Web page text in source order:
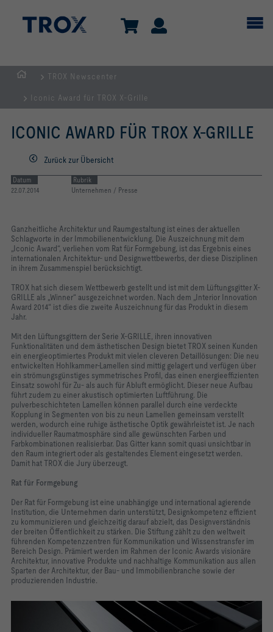
AUSTRIA
CEE
Geräte
+
Systeme
Belüftung
und
Klimatisierung
von
Räumen
TROX Newscenter
Iconic Award für TROX X-Grille
ICONIC AWARD FÜR TROX X-GRILLE
Zurück zur Übersicht
Datum
22.07.2014
Rubrik
Unternehmen / Presse
Ganzheitliche Architektur und Raumgestaltung ist eines der aktuellen
Schlagworte in der Immobilienentwicklung. Die Auszeichnung mit dem
„Iconic Award“, verliehen vom Rat für Formgebung, ist das Ergebnis eines
internationalen Architektur- und Designwettbewerbs, der diese Disziplinen
in ihrem Zusammenspiel berücksichtigt.
TROX hat sich diesem Wettbewerb gestellt und ist mit dem Lüftungsgitter X-
GRILLE als „Winner“ ausgezeichnet worden. Nach dem „Interior Innovation
Award 2014“ ist dies die zweite Auszeichnung für das Produkt in diesem
Jahr.
Mit den Lüftungsgittern der Serie X-GRILLE, ihren innovativen
Funktionalitäten und dem ästhetischen Design bietet TROX seinen Kunden
ein energieoptimiertes Produkt mit vielen cleveren Detaillösungen: Die neu
entwickelten Hohlkammer-Lamellen sind mittig gelagert und verfügen über
ein strömungsgünstiges symmetrisches Profil, das einen energieeffizienten
Einsatz sowohl für Zu- als auch für Abluft ermöglicht. Dieser neue Aufbau
führt zudem zu einer akustisch optimierten Luftführung. Die
pulverbeschichteten Lamellen können parallel durch eine verdeckte
Kopplung in Segmenten von bis zu neun Lamellen gemeinsam verstellt
werden, wodurch eine ruhige ästhetische Optik gewährleistet ist. Je nach
individueller Raumatmosphäre sind alle gewünschten Farben und
Farbkombinationen realisierbar. Das Gitter kann somit quasi unsichtbar in
den Raum integriert oder als gestaltendes Element eingesetzt werden.
Damit hat TROX die Jury überzeugt.
Rat für Formgebung
Der Rat für Formgebung ist eine unabhängige und international agierende
Institution, die Unternehmen darin unterstützt, Designkompetenz effizient
zu kommunizieren und gleichzeitig darauf abzielt, das Designverständnis
der breiten Öffentlichkeit zu stärken. Die Stiftung zählt zu den weltweit
führenden Kompetenzzentren für Kommunikation und Wissenstransfer im
Bereich Design. Prämiert werden im Rahmen der Iconic Awards visionäre
Architektur, innovative Produkte und nachhaltige Kommunikation aus allen
Sparten der Architektur, der Bau- und Immobilienbranche sowie der
produzierenden Industrie.